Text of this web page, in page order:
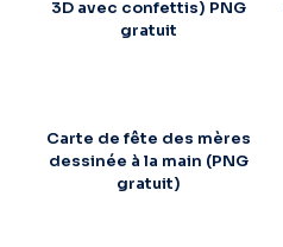
3D avec confettis) PNG
gratuit
Carte de fête des mères
dessinée à la main (PNG
gratuit)